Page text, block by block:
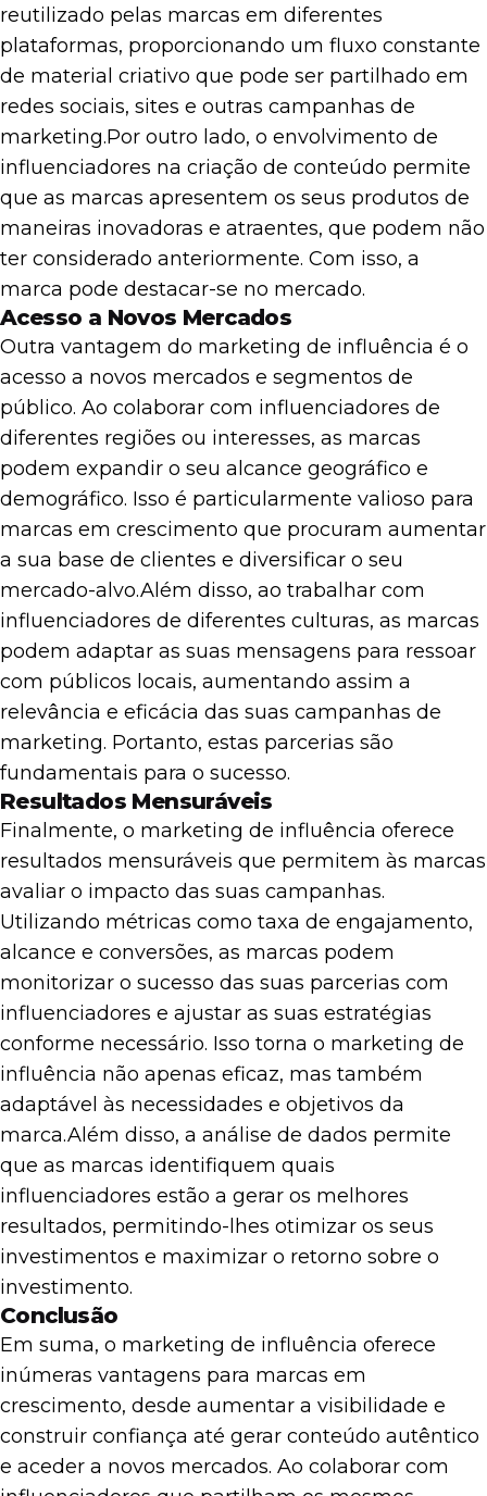
reutilizado pelas marcas em diferentes
plataformas, proporcionando um fluxo constante
de material criativo que pode ser partilhado em
redes sociais, sites e outras campanhas de
marketing.Por outro lado, o envolvimento de
influenciadores na criação de conteúdo permite
que as marcas apresentem os seus produtos de
maneiras inovadoras e atraentes, que podem não
ter considerado anteriormente. Com isso, a
marca pode destacar-se no mercado.
Acesso a Novos Mercados
Outra vantagem do marketing de influência é o
acesso a novos mercados e segmentos de
público. Ao colaborar com influenciadores de
diferentes regiões ou interesses, as marcas
podem expandir o seu alcance geográfico e
demográfico. Isso é particularmente valioso para
marcas em crescimento que procuram aumentar
a sua base de clientes e diversificar o seu
mercado-alvo.Além disso, ao trabalhar com
influenciadores de diferentes culturas, as marcas
podem adaptar as suas mensagens para ressoar
com públicos locais, aumentando assim a
relevância e eficácia das suas campanhas de
marketing. Portanto, estas parcerias são
fundamentais para o sucesso.
Resultados Mensuráveis
Finalmente, o marketing de influência oferece
resultados mensuráveis que permitem às marcas
avaliar o impacto das suas campanhas.
Utilizando métricas como taxa de engajamento,
alcance e conversões, as marcas podem
monitorizar o sucesso das suas parcerias com
influenciadores e ajustar as suas estratégias
conforme necessário. Isso torna o marketing de
influência não apenas eficaz, mas também
adaptável às necessidades e objetivos da
marca.Além disso, a análise de dados permite
que as marcas identifiquem quais
influenciadores estão a gerar os melhores
resultados, permitindo-lhes otimizar os seus
investimentos e maximizar o retorno sobre o
investimento.
Conclusão
Em suma, o marketing de influência oferece
inúmeras vantagens para marcas em
crescimento, desde aumentar a visibilidade e
construir confiança até gerar conteúdo autêntico
e aceder a novos mercados. Ao colaborar com